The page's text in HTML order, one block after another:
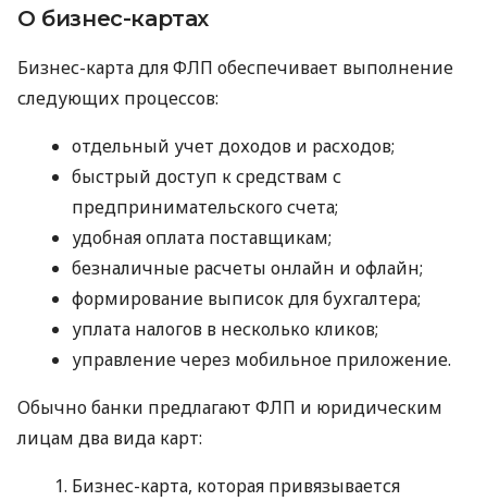
О бизнес-картах
Бизнес-карта для ФЛП обеспечивает выполнение
следующих процессов:
отдельный учет доходов и расходов;
быстрый доступ к средствам с
предпринимательского счета;
удобная оплата поставщикам;
безналичные расчеты онлайн и офлайн;
формирование выписок для бухгалтера;
уплата налогов в несколько кликов;
управление через мобильное приложение.
Обычно банки предлагают ФЛП и юридическим
лицам два вида карт:
Бизнес-карта, которая привязывается